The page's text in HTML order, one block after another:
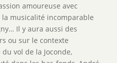
amoureuse avec
musicalité incomparable
Il y aura aussi des
ou sur le contexte
vol de la Joconde,